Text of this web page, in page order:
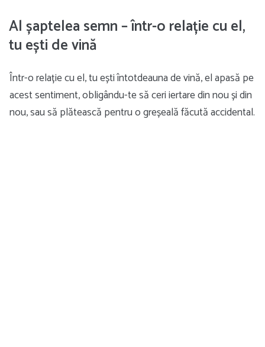
Al șaptelea semn – într-o relație cu el,
tu ești de vină
Într-o relație cu el, tu ești întotdeauna de vină, el apasă pe
acest sentiment, obligându-te să ceri iertare din nou și din
nou, sau să plătească pentru o greșeală făcută accidental.